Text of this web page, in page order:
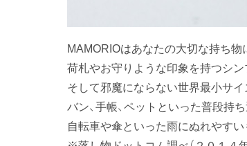
MAMORIOはあなたの大切な持ち
荷札やお守りような印象を持つシ
そして邪魔にならない世界最小サイ
バン、手帳、ペットといった普段持
自転車や傘といった雨にぬれやす